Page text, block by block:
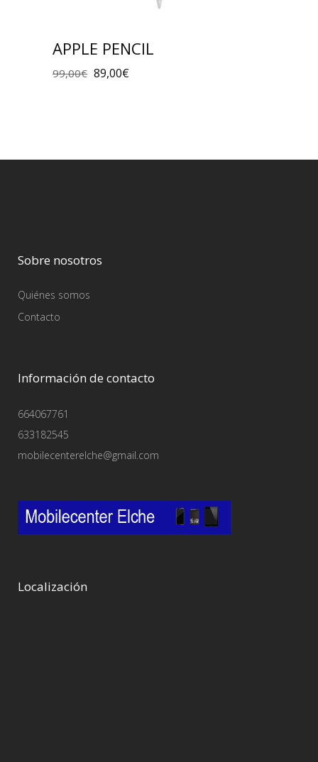
APPLE PENCIL
99,00€ 89,00€
Sobre nosotros
Quiénes somos
Contacto
Información de contacto
664067761
633182545
mobilecenterelche@gmail.com
Localización